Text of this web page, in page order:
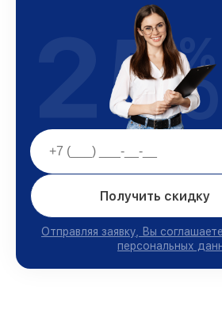
Получить скидку
Отправляя заявку, Вы
персональных
25%